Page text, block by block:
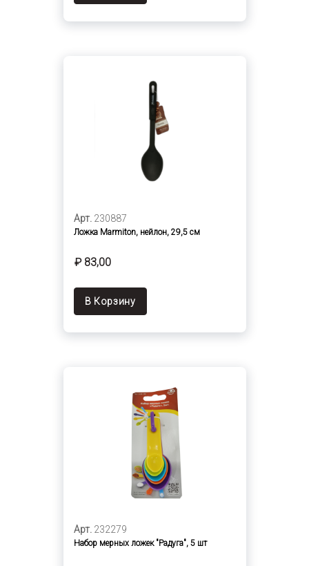
Арт. 230887
Ложка Marmiton, нейлон, 29,5 см
₽ 83,00
В Корзину
Арт. 232279
Набор мерных ложек "Радуга", 5 шт